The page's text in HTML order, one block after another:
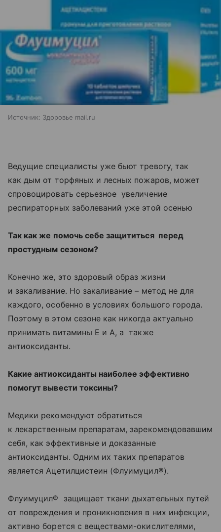
Источник: Здоровье mail.ru
Ведущие специалисты уже бьют тревогу, так
как дым от торфяных и лесных пожаров, может
спровоцировать серьезное увеличение
респираторных заболеваний уже этой осенью
Так как же помочь себе защититься перед
простудным сезоном?
Конечно же, это здоровый образ жизни
и закаливание. Но закаливание – метод не для
каждого, особенно в условиях большого города.
Поэтому в этом сезоне как никогда актуально
принимать витамины Е и А, а также
антиоксиданты.
Какие антиоксиданты наиболее эффективно
помогут вывести токсины?
Медики рекомендуют обратиться
к лекарственным препаратам, зарекомендовавшим
себя, как эффективные и доказанные
антиоксиданты. Одним их таких препаратов
является Ацетилцистеин (Флуимуцил®).
Флуимуцил® защищает ткани дыхательных путей
от повреждения и проникновения в них инфекции,
активно борется с веществами-окислителями,